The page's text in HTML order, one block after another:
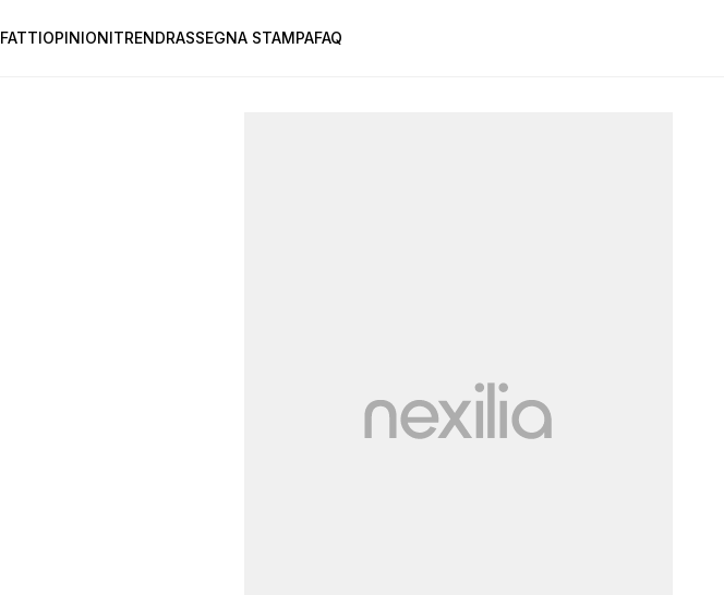
FATTIOPINIONITRENDRASSEGNA STAMPAFAQ